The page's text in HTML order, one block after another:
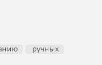
ручных